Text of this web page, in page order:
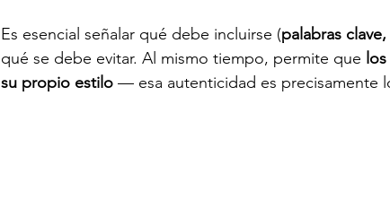
Es esencial señalar qué debe incluirse (palabras
qué se debe evitar. Al mismo tiempo, permite que
su propio estilo — esa autenticidad es precisamente